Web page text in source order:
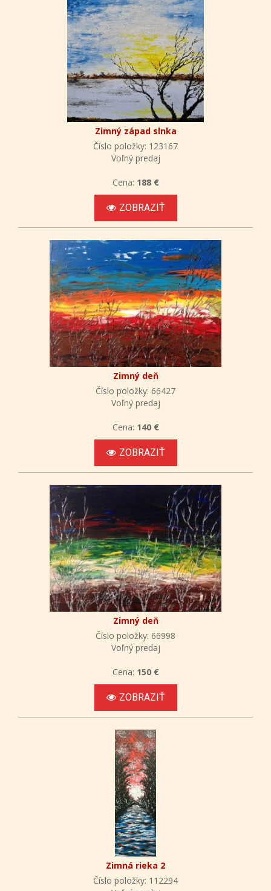
Zimný západ slnka
Číslo položky: 123167
Voľný predaj
Cena: 188 €
ZOBRAZIŤ
Zimný deň
Číslo položky: 66427
Voľný predaj
Cena: 140 €
ZOBRAZIŤ
Zimný deň
Číslo položky: 66998
Voľný predaj
Cena: 150 €
ZOBRAZIŤ
Zimná rieka 2
Číslo položky: 112294